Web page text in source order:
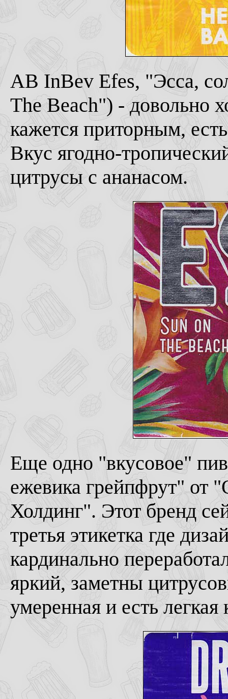
AB InBev Efes, "Эсса,
The Beach") - довольно
кажется приторным,
Вкус ягодно-
цитрусы с ананасом.
Еще одно "вкусовое"
ежевика грейпфрут" от
Холдинг". Этот бренд
третья этикетка где
кардинально
яркий, заметны
умеренная и есть легкая